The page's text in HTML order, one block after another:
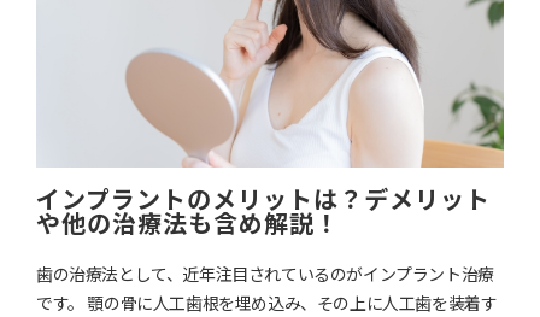
インプラントのメリットは？デメリット
や他の治療法も含め解説！
歯の治療法として、近年注目されているのがインプラント治療
です。 顎の骨に人工歯根を埋め込み、その上に人工歯を装着す